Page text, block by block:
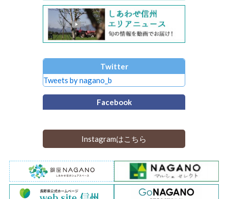
Twitter
Tweets by nagano_b
Facebook
Instagramはこちら